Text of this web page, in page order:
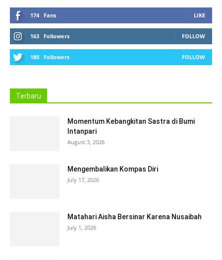
174 Fans LIKE
163 Followers FOLLOW
180 Followers FOLLOW
Terbaru
Momentum Kebangkitan Sastra di Bumi
Intanpari
August 3, 2026
Mengembalikan Kompas Diri
July 17, 2026
Matahari Aisha Bersinar Karena Nusaibah
July 1, 2026